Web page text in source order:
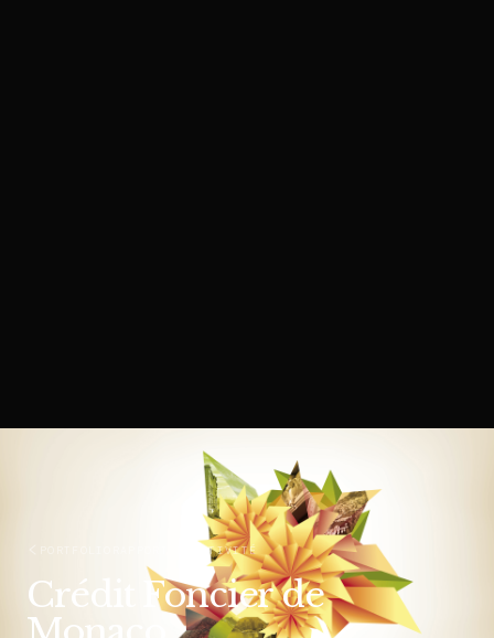
RAPPORT D'ACTIVITÉ
Crédit Foncier de